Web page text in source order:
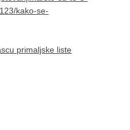
kako-se-
primaljske liste